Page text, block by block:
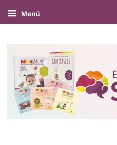
Menü